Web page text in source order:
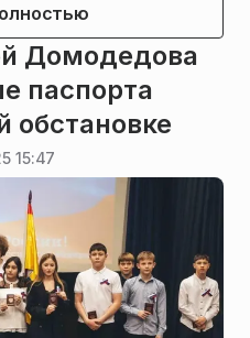
Домодедова
паспорта
обстановке
15:47